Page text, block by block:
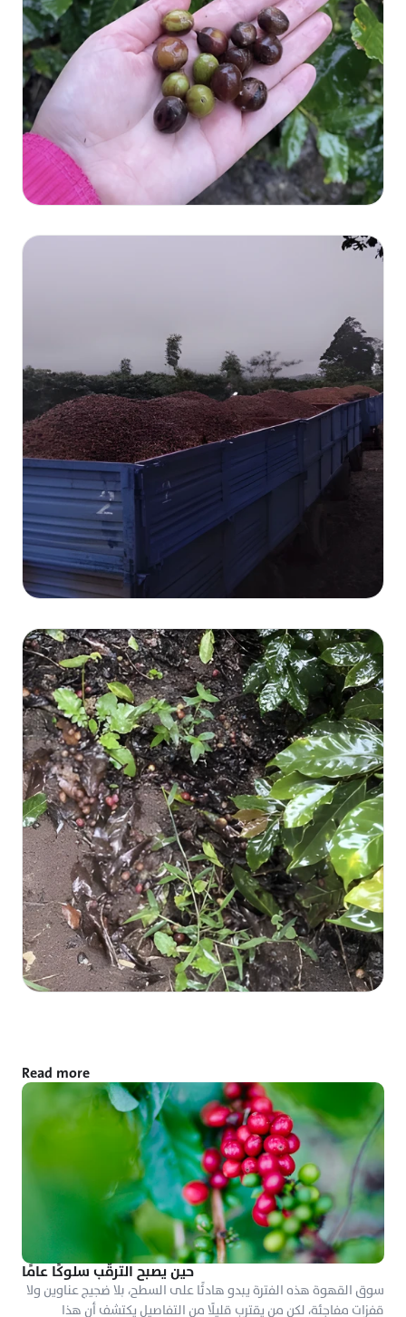
Read more
حين يصبح الترقّب سلوكًا عامًا